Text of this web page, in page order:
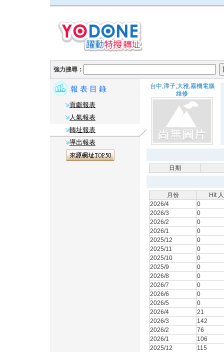
強力搜尋：
報 表 目 錄
貢獻報表
人氣報表
轉址報表
導出報表
台中,潭子,大雅,霧機電腦
維修
日期
月份
Hit
2026/4
0
2026/3
0
2026/2
0
2026/1
0
2025/12
0
2025/11
0
2025/10
0
2025/9
0
2026/8
0
2026/7
0
2026/6
0
2026/5
0
2026/4
21
2026/3
142
2026/2
76
2026/1
106
2025/12
115